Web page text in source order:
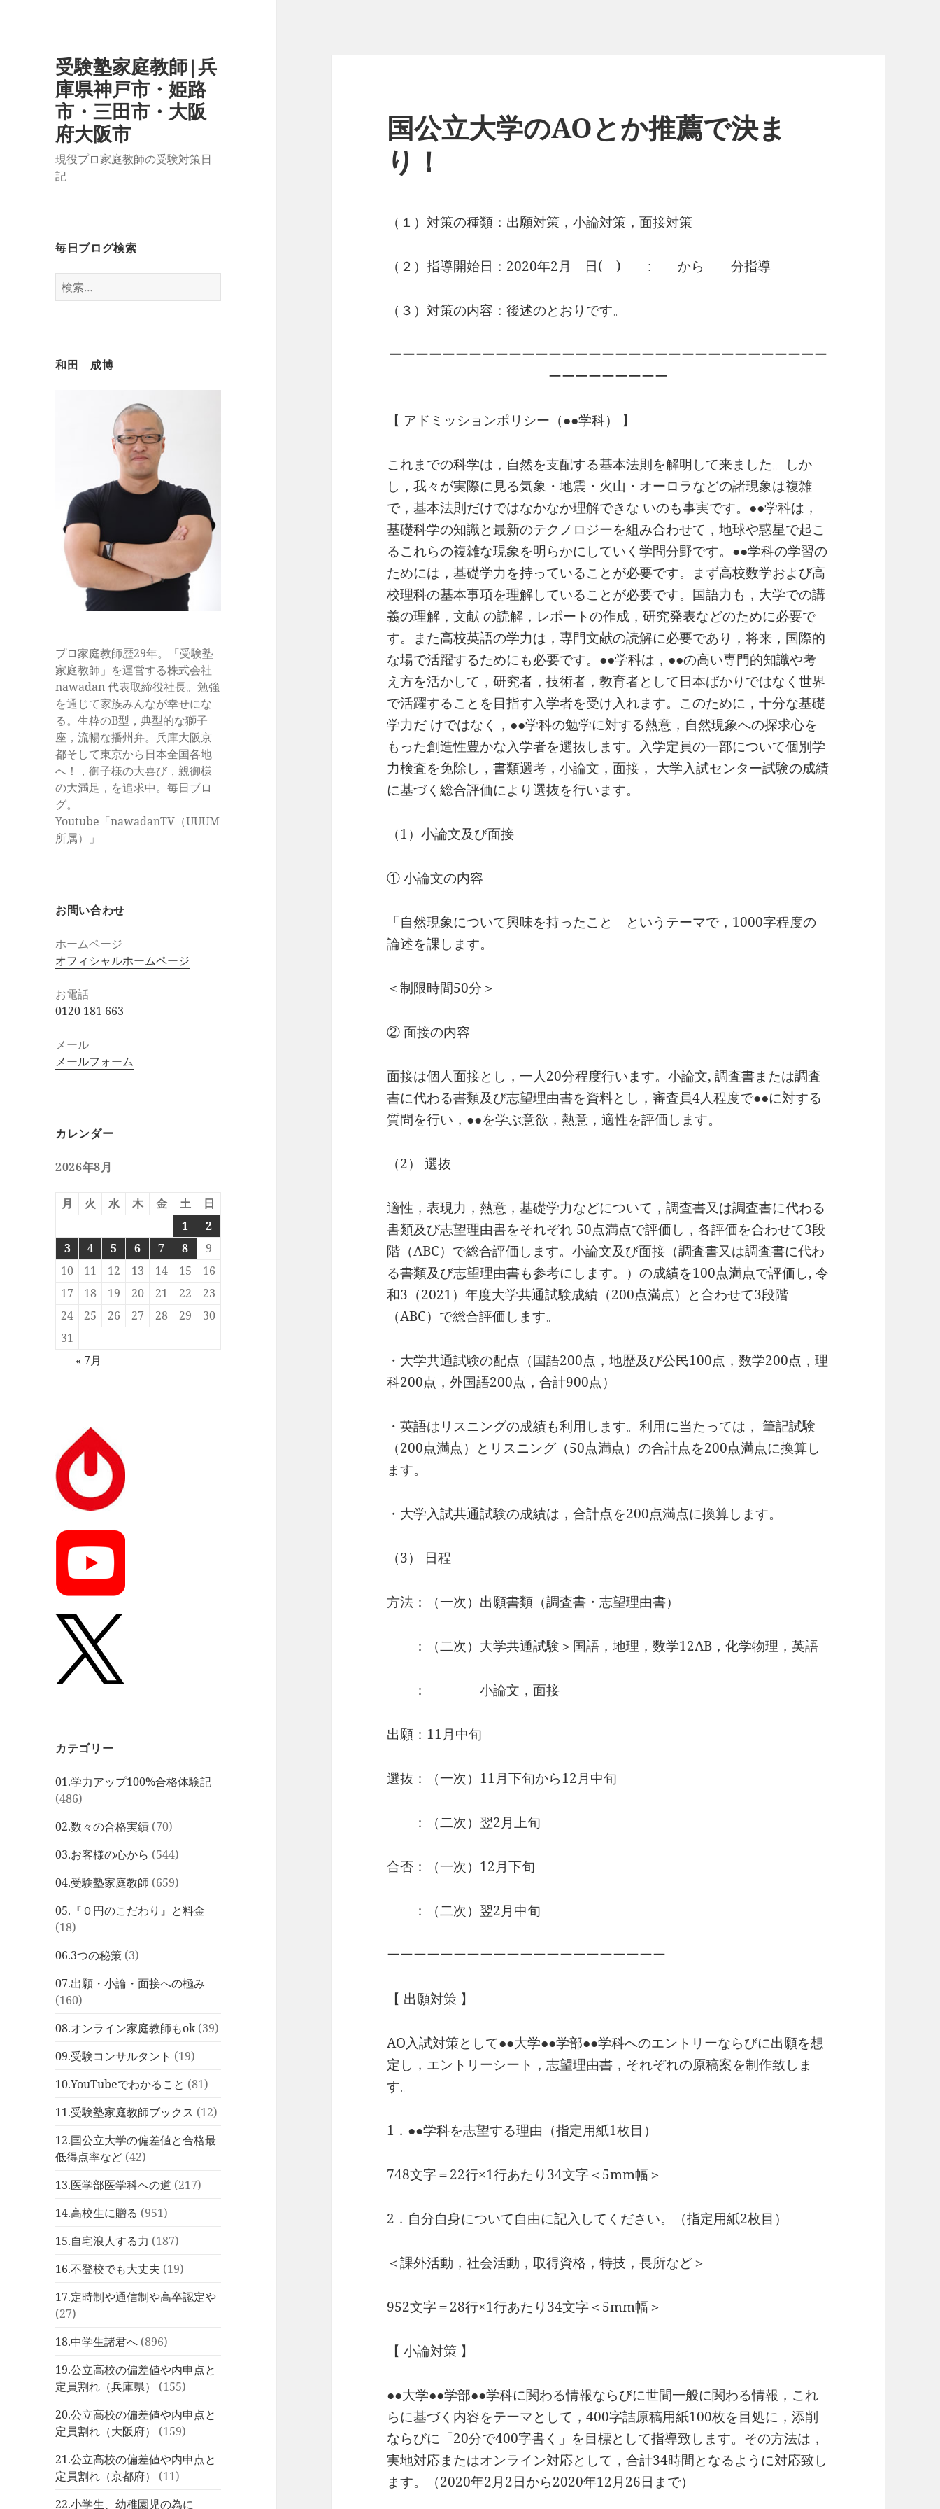
受験塾家庭教師|兵
庫県神戸市・姫路
市・三田市・大阪
府大阪市
現役プロ家庭教師の受験対策日
記
毎日ブログ検索
検
索:
和田 成博
プロ家庭教師歴29年。「受験塾
家庭教師」を運営する株式会社
nawadan 代表取締役社長。勉強
を通じて家族みんなが幸せにな
る。生粋のB型，典型的な獅子
座，流暢な播州弁。兵庫大阪京
都そして東京から日本全国各地
へ！，御子様の大喜び，親御様
の大満足，を追求中。毎日ブロ
グ。
Youtube「nawadanTV（UUUM
所属）」
お問い合わせ
ホームページ
オフィシャルホームページ
お電話
0120 181 663
メール
メールフォーム
カレンダー
2026年8月
月 火 水 木 金 土
日
1
2
3
4 5 6 7 8
9
10
11 12 13 14 15
16
17
18 19 20 21 22
23
24
25 26 27 28 29
30
31
« 7月
カテゴリー
01.学力アップ100%合格体験記
(486)
02.数々の合格実績 (70)
03.お客様の心から (544)
04.受験塾家庭教師 (659)
05.『０円のこだわり』と料金
(18)
06.3つの秘策 (3)
07.出願・小論・面接への極み
(160)
08.オンライン家庭教師もok(39)
09.受験コンサルタント (19)
10.YouTubeでわかること (81)
11.受験塾家庭教師ブックス (12)
12.国公立大学の偏差値と合格最
低得点率など (42)
13.医学部医学科への道 (217)
14.高校生に贈る (951)
15.自宅浪人する力 (187)
16.不登校でも大丈夫 (19)
17.定時制や通信制や高卒認定や
(27)
18.中学生諸君へ (896)
19.公立高校の偏差値や内申点と
定員割れ（兵庫県）
(155)
20.公立高校の偏差値や内申点と
定員割れ（大阪府）
(159)
21.公立高校の偏差値や内申点と
定員割れ（京都府）
(11)
22.小学生、幼稚園児の為に
国公立大学のAOとか推薦で決ま
り！
（１）対策の種類：出願対策，小論対策，面接対策
（２）指導開始日：2020年2月 日( ) : から 分指導
（３）対策の内容：後述のとおりです。
ーーーーーーーーーーーーーーーーーーーーーーーーーーーーーーーーー
ーーーーーーーーー
【 アドミッションポリシー（●●学科） 】
これまでの科学は，自然を支配する基本法則を解明して来ました。しか
し，我々が実際に見る気象・地震・火山・オーロラなどの諸現象は複雑
で，基本法則だけではなかなか理解できな いのも事実です。●●学科は，
基礎科学の知識と最新のテクノロジーを組み合わせて，地球や惑星で起こ
るこれらの複雑な現象を明らかにしていく学問分野です。●●学科の学習の
ためには，基礎学力を持っていることが必要です。まず高校数学および高
校理科の基本事項を理解していることが必要です。国語力も，大学での講
義の理解，文献 の読解，レポートの作成，研究発表などのために必要で
す。また高校英語の学力は，専門文献の読解に必要であり，将来，国際的
な場で活躍するためにも必要です。●●学科は，●●の高い専門的知識や考
え方を活かして，研究者，技術者，教育者として日本ばかりではなく世界
で活躍することを目指す入学者を受け入れます。このために，十分な基礎
学力だ けではなく，●●学科の勉学に対する熱意，自然現象への探求心を
もった創造性豊かな入学者を選抜します。入学定員の一部について個別学
力検査を免除し，書類選考，小論文，面接， 大学入試センター試験の成績
に基づく総合評価により選抜を行います。
（1）小論文及び面接
① 小論文の内容
「自然現象について興味を持ったこと」というテーマで，1000字程度の
論述を課します。
＜制限時間50分＞
② 面接の内容
面接は個人面接とし，一人20分程度行います。小論文, 調査書または調査
書に代わる書類及び志望理由書を資料とし，審査員4人程度で●●に対する
質問を行い，●●を学ぶ意欲，熱意，適性を評価します。
（2） 選抜
適性，表現力，熱意，基礎学力などについて，調査書又は調査書に代わる
書類及び志望理由書をそれぞれ 50点満点で評価し，各評価を合わせて3段
階（ABC）で総合評価します。小論文及び面接（調査書又は調査書に代わ
る書類及び志望理由書も参考にします。）の成績を100点満点で評価し, 令
和3（2021）年度大学共通試験成績（200点満点）と合わせて3段階
（ABC）で総合評価します。
・大学共通試験の配点（国語200点，地歴及び公民100点，数学200点，理
科200点，外国語200点，合計900点）
・英語はリスニングの成績も利用します。利用に当たっては， 筆記試験
（200点満点）とリスニング（50点満点）の合計点を200点満点に換算し
ます。
・大学入試共通試験の成績は，合計点を200点満点に換算します。
（3） 日程
方法：（一次）出願書類（調査書・志望理由書）
：（二次）大学共通試験＞国語，地理，数学12AB，化学物理，英語
： 小論文，面接
出願：11月中旬
選抜：（一次）11月下旬から12月中旬
：（二次）翌2月上旬
合否：（一次）12月下旬
：（二次）翌2月中旬
ーーーーーーーーーーーーーーーーーーーーー
【 出願対策 】
AO入試対策として●●大学●●学部●●学科へのエントリーならびに出願を想
定し，エントリーシート，志望理由書，それぞれの原稿案を制作致しま
す。
1．●●学科を志望する理由（指定用紙1枚目）
748文字＝22行×1行あたり34文字＜5mm幅＞
2．自分自身について自由に記入してください。（指定用紙2枚目）
＜課外活動，社会活動，取得資格，特技，長所など＞
952文字＝28行×1行あたり34文字＜5mm幅＞
【 小論対策 】
●●大学●●学部●●学科に関わる情報ならびに世間一般に関わる情報，これ
らに基づく内容をテーマとして，400字詰原稿用紙100枚を目処に，添削
ならびに「20分で400字書く」を目標として指導致します。その方法は，
実地対応またはオンライン対応として，合計34時間となるように対応致し
ます。（2020年2月2日から2020年12月26日まで）